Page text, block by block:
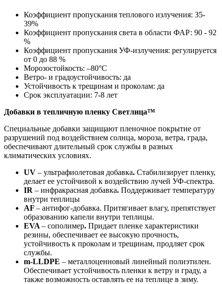
Коэффициент пропускания теплового излучения: 35-
39%
Коэффициент пропускания света в области ФАР: 90 - 92
%
Коэффициент пропускания УФ-излучения: регулируется
от 0 до 88 %
Морозостойкость: –80°С
Ветро- и градоустойчивость: да
Устойчивость к трещинам и проколам: да
Срок эксплуатации: 7-8 лет
Добавки в тепличную пленку Светлица™
Специальные добавки защищают пленочное покрытие от
разрушений под воздействием солнца, мороза, ветра, града,
обеспечивают длительный срок службы в разных
климатических условиях.
UV – ультрафиолетовая добавка. Стабилизирует пленку,
делает ее устойчивой к воздействию лучей УФ-спектра.
IR – инфракрасная добавка. Поддерживает температуру
внутри теплицы
AF – антифог-добавка. Притягивает влагу, препятствует
образованию капели внутри теплицы.
EVA – сополимер. Придает пленке характеристики
резины, обеспечивает ее высокую прочность,
устойчивость к проколам и трещинам, продляет срок
службы.
m-LLDPE – металлоценновый линейный полиэтилен.
Обеспечивает устойчивость пленки к ветру и граду, а
также возможность оставлять ее на теплице в зиму.